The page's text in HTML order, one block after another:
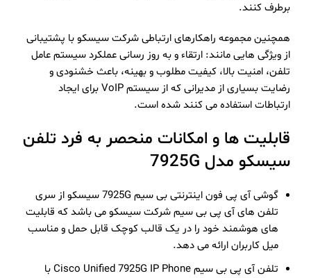
برطرف کنند.
همچنین مجموعه راهکارهای ارتباطی شرکت سیسکو با پشتیبانی
از ویژگی هایی مانند: ارتقاء و به روز رسانی عملکرد سیستم عامل
تلفن، امنیت بالا، کیفیت مطلوب و بهینه، باعث خشنودی و
رضایت بسیاری از مدیرانی که از سیستم VoIP برای ایجاد
ارتباطات استفاده می کنند شده است.
قابلیت ها و امکانات منحصر به فرد تلفن
سیسکو مدل 7925G
گوشی آی پی فون اینترنتی بی سیم 7925G سیسکو از سری
تلفن های آی پی بی سیم شرکت سیسکو می باشد که قابلیت
های هوشمند خود را در یک قالب کوچک قابل حمل و مناسب
میل کاربران ارائه می دهد.
تلفن آی پی بی سیم Cisco Unified 7925G IP Phone با